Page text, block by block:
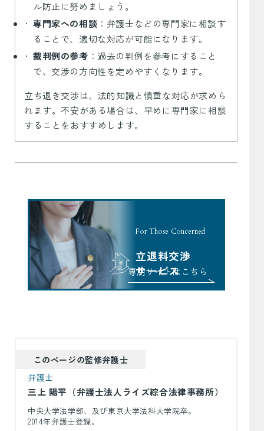
ル防止に努めましょう。
専門家への相談 ：弁護士などの専門家に相談す
ることで、適切な対応が可能になります。
裁判例の参考 ：過去の判例を参考にすること
で、交渉の方向性を定めやすくなります。
立ち退き交渉は、法的知識と慎重な対応が求めら
れます。不安がある場合は、早めに専門家に相談
することをおすすめします。
For Those Concerned
立退料交渉
サービス
専用サイトはこちら
このページの監修弁護士
弁護士
三上 陽平（弁護士法人ライズ綜合法律事務所）
中央大学法学部、及び東京大学法科大学院卒。
2014年弁護士登録。